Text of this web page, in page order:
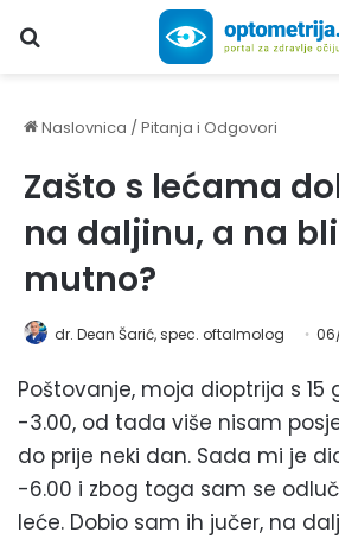
Upiši traženi pojam...
Naslovnica /Pitanja i Odgovori
Zašto s lećama
na daljinu, a na
mutno?
dr. Dean Šarić, spec. oftalmolog
Poštovanje, moja dioptrija s 15
-3.00, od tada više nisam
do prije neki dan. Sada mi je
-6.00 i zbog toga sam se
leće. Dobio sam ih jučer, na